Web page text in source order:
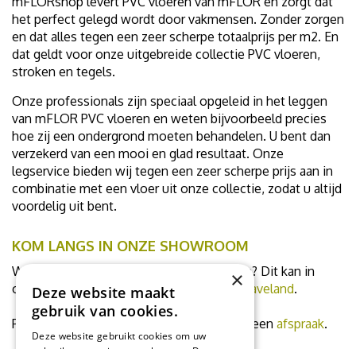
het perfect gelegd wordt door vakmensen. Zonder zorgen
en dat alles tegen een zeer scherpe totaalprijs per m2. En
dat geldt voor onze uitgebreide collectie PVC vloeren,
stroken en tegels.
Onze professionals zijn speciaal opgeleid in het leggen
van mFLOR PVC vloeren en weten bijvoorbeeld precies
hoe zij een ondergrond moeten behandelen. U bent dan
verzekerd van een mooi en glad resultaat. Onze
legservice bieden wij tegen een zeer scherpe prijs aan in
combinatie met een vloer uit onze collectie, zodat u altijd
voordelig uit bent.
KOM LANGS IN ONZE SHOWROOM
Wilt u de PVC vloeren in het groot ervaren? Dit kan in
onsPVC vloeren inspiratiecentrum in 's Graveland.
Plan een bezoekje aan ons of maak direct een afspraak.
×
Deze website maakt
gebruik van cookies.
Deze website gebruikt cookies om uw